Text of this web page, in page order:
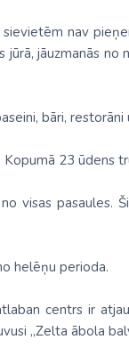
nav
jāuzmanās
bāri,
23 ūdens
visas pasaules.
helēņu perioda.
centrs ir
„Zelta ābola